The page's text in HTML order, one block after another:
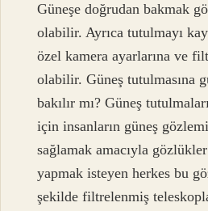
Güneşe doğrudan bakmak
olabilir. Ayrıca tutulmayı
özel kamera ayarlarına ve
olabilir. Güneş tutulmasına
bakılır mı? Güneş
için insanların güneş gözlemi
sağlamak amacıyla
yapmak isteyen herkes bu
şekilde filtrelenmiş